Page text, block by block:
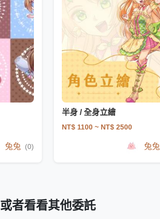
兔兔 (0)
半身 / 全身立繪
NT$ 1100 ~ NT$ 2500
兔兔
或者看看其他委託